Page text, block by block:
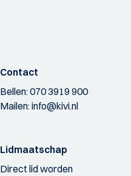
Contact
Bellen:070 3919 900
Mailen:info@kivi.nl
Lidmaatschap
Direct lid worden